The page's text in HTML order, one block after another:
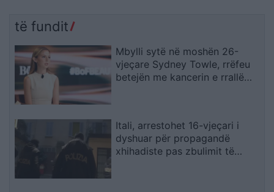
të fundit
Mbylli sytë në moshën 26-
vjeçare Sydney Towle, rrëfeu
betejën me kancerin e rrallë
Itali, arrestohet 16-vjeçari i
dyshuar për propagandë
xhihadiste pas zbulimit të